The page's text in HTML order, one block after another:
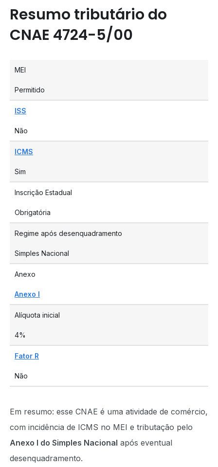
Resumo tributário do
CNAE 4724-5/00
MEI
Permitido
ISS
Não
ICMS
Sim
Inscrição Estadual
Obrigatória
Regime após desenquadramento
Simples Nacional
Anexo
Anexo I
Alíquota inicial
4%
Fator R
Não
Em resumo: esse CNAE é uma atividade de comércio,
com incidência de ICMS no MEI e tributação pelo
Anexo I do Simples Nacional após eventual
desenquadramento.